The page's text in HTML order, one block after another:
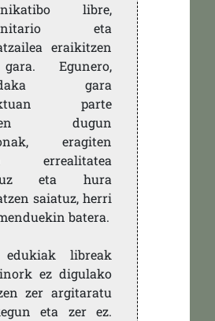
libre,
eta
eraikitzen
Egunero,
gara
parte
dugun
eragiten
errealitatea
eta hura
saiatuz, herri
batera.
edukiak libreak
ez digulako
zer argitaratu
eta zer ez.